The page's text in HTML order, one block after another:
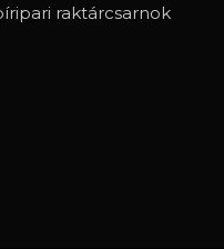
raktárcsarnok